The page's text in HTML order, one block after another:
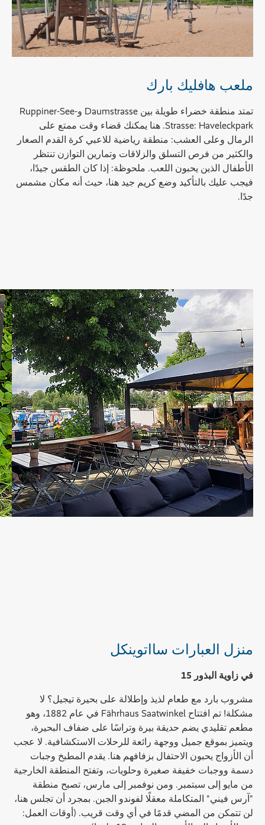
ملعب هافليك بارك
تمتد منطقة خضراء طويلة بين Daumstrasse وRuppiner-See-
Strasse: Haveleckpark. هنا يمكنك قضاء وقت ممتع على
الرمال وعلى العشب: منطقة رياضية للاعبي كرة القدم الصغار
والكثير من فرص التسلق والزلاقات وتمارين التوازن تنتظر
الأطفال الذين يحبون اللعب. ملحوظة: إذا كان الطقس جيدًا،
فيجب عليك بالتأكيد وضع كريم جيد هنا، حيث أنه مكان مشمس
جدًا.
منزل العبارات سااتوينكل
في زاوية البذور 15
مشروب بارد مع طعام لذيذ وإطلالة على بحيرة تيجيل؟ لا
مشكلة! تم افتتاح Fährhaus Saatwinkel في عام 1882، وهو
مطعم تقليدي يضم حديقة بيرة وتراسًا على ضفاف البحيرة،
ويتميز بموقع جميل ووجهة رائعة للرحلات الاستكشافية. لا عجب
أن الأزواج يحبون الاحتفال بزفافهم هنا. يقدم المطبخ وجبات
دسمة ووجبات خفيفة صغيرة وحلويات، وتفتح المنطقة الخارجية
من مايو إلى سبتمبر. ومن نوفمبر إلى مارس، تصبح منطقة
"آرس فيني" المتكاملة معقلًا لفوندو الجبن. بمجرد أن تجلس هنا،
لن تتمكن من المضي قدمًا في أي وقت قريب. (أوقات العمل: